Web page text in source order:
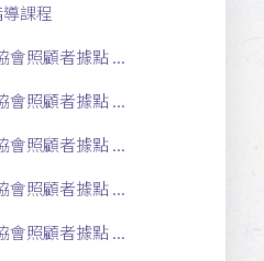
課程
會照顧者據點 ...
會照顧者據點 ...
會照顧者據點 ...
會照顧者據點 ...
會照顧者據點 ...